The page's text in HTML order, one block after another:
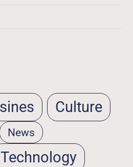
Culture
News
Technology